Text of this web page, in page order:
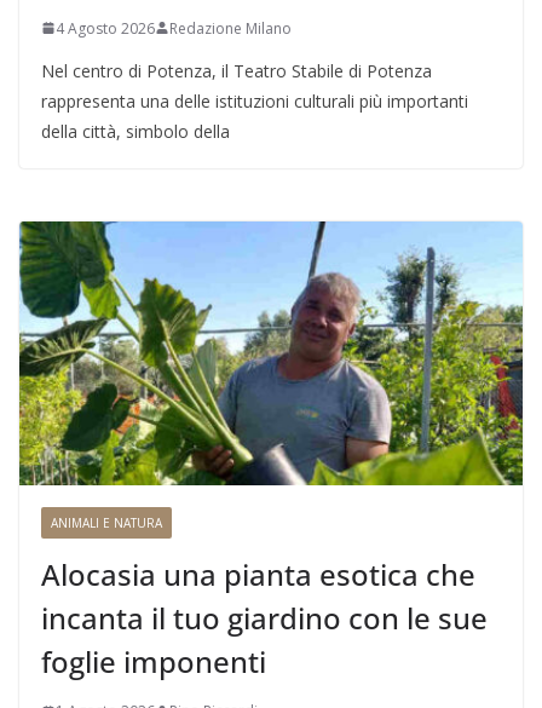
4 Agosto 2026 Redazione Milano
Nel centro di Potenza, il Teatro Stabile di Potenza
rappresenta una delle istituzioni culturali più importanti
della città, simbolo della
ANIMALI E NATURA
Alocasia una pianta esotica che
incanta il tuo giardino con le sue
foglie imponenti